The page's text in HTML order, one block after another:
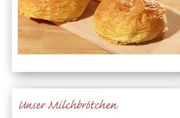
Unser Milchbrötchen